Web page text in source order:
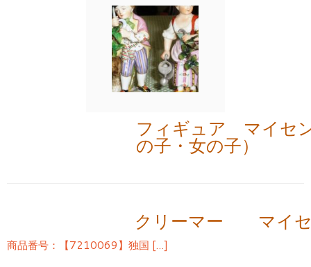
フィギュア マイ
の子・女の子）
クリーマー マイ
商品番号：【7210069】独国 […]